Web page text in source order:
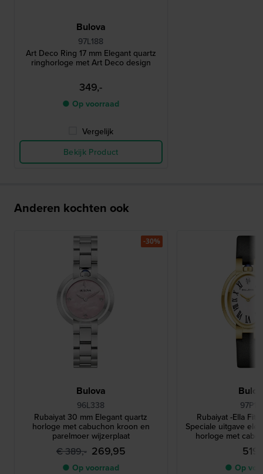
Bulova
97L188
Art Deco Ring 17 mm Elegant quartz
ringhorloge met Art Deco design
349,-
● Op voorraad
Vergelijk
Bekijk Product
Anderen kochten ook
Bulova
96L338
Rubaiyat 30 mm Elegant quartz
horloge met cabuchon kroon en
parelmoer wijzerplaat
€ 389,- 269,95
● Op voorraad
-30%
Rubaiyat -Ella
Speciale uitgave
horloge met
diamant
● Op